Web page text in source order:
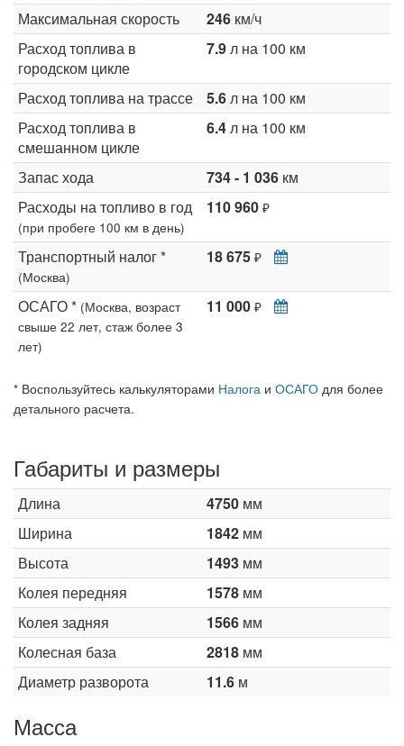
Максимальная скорость
246 км/ч
Расход топлива в
городском цикле
7.9л на 100 км
Расход топлива на трассе 5.6л на 100 км
Расход топлива в
смешанном цикле
6.4л на 100 км
Запас хода 734 - 1 036 км
Расходы на топливо в год
(при пробеге 100 км в день)
110 960 ₽
Транспортный налог *
(Москва)
18 675 ₽
ОСАГО * (Москва, возраст
свыше 22 лет, стаж более 3
лет)
11 000 ₽
* Воспользуйтесь калькуляторами Налога и ОСАГО для более
детального расчета.
Габариты и размеры
Длина 4750 мм
Ширина
1842 мм
Высота
1493 мм
Колея передняя
1578 мм
Колея задняя
1566 мм
Колесная база
2818 мм
Диаметр разворота
11.6 м
Масса